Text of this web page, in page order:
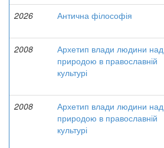
2026
Антична філософія
2008
Архетип влади людини над
природою в православній
культурі
2008
Архетип влади людини над
природою в православній
культурі